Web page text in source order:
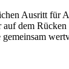
Ausritt für
dem Rücken